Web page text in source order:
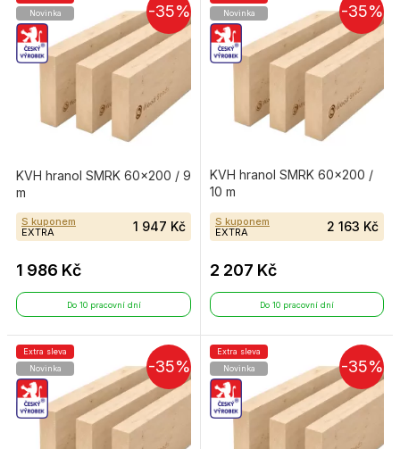
-35%
Novinka
KVH hranol SMRK 60×200 / 9
m
S kuponem
EXTRA
1 947 Kč
1 986 Kč
Do 10 pracovní dní
-35%
Novinka
KVH hranol SMRK 60×200 /
10 m
S kuponem
EXTRA
2 163 Kč
2 207 Kč
Do 10 pracovní dní
-35%
Extra sleva
Novinka
-35%
Extra sleva
Novinka